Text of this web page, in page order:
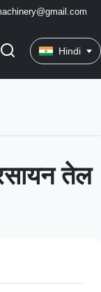
Hindi
तेल